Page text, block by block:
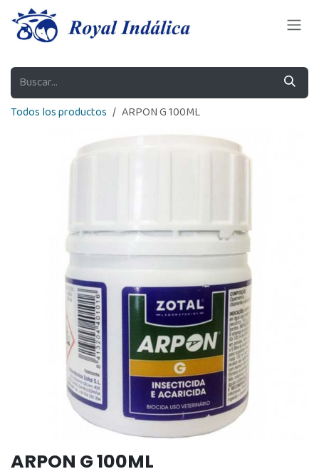
Ir al contenido
Todos los productos ARPON G 100ML
ARPON G 100ML